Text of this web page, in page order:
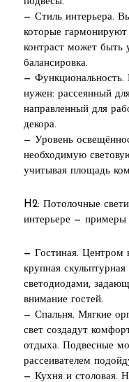
— Стиль интерьера.
которые
контраст может быть
балансировка.
— Функциональность.
нужен: рассеянный
направленный для
декора.
— Уровень
необходимую
учитывая площадь
H2: Потолочные
интерьере — примеры
— Гостиная. Центром
крупная
светодиодами,
внимание гостей.
— Спальня. Мягкие
свет создадут
отдыха. Подвесные
рассеивателем
— Кухня и столовая.